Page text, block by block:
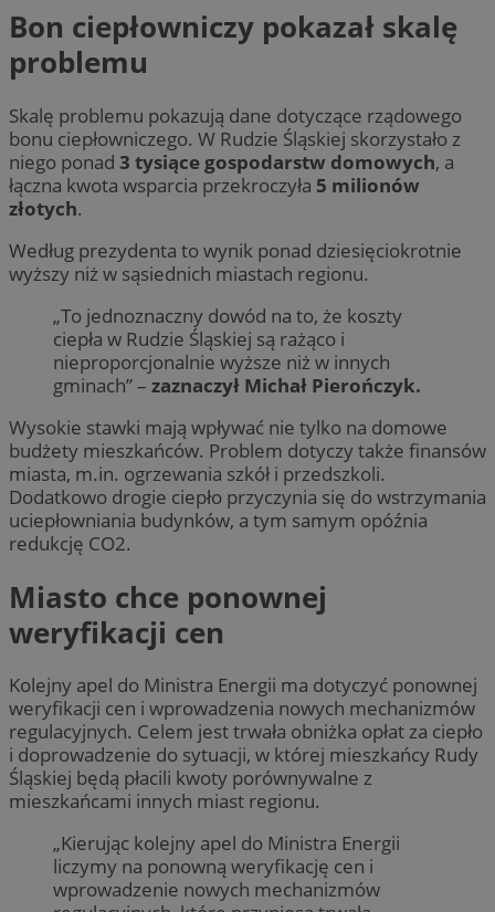
Bon ciepłowniczy pokazał skalę
problemu
Skalę problemu pokazują dane dotyczące rządowego
bonu ciepłowniczego. W Rudzie Śląskiej skorzystało z
niego ponad 3 tysiące gospodarstw domowych, a
łączna kwota wsparcia przekroczyła 5 milionów
złotych.
Według prezydenta to wynik ponad dziesięciokrotnie
wyższy niż w sąsiednich miastach regionu.
„To jednoznaczny dowód na to, że koszty
ciepła w Rudzie Śląskiej są rażąco i
nieproporcjonalnie wyższe niż w innych
gminach” – zaznaczył Michał Pierończyk.
Wysokie stawki mają wpływać nie tylko na domowe
budżety mieszkańców. Problem dotyczy także finansów
miasta, m.in. ogrzewania szkół i przedszkoli.
Dodatkowo drogie ciepło przyczynia się do wstrzymania
uciepłowniania budynków, a tym samym opóźnia
redukcję CO2.
Miasto chce ponownej
weryfikacji cen
Kolejny apel do Ministra Energii ma dotyczyć ponownej
weryfikacji cen i wprowadzenia nowych mechanizmów
regulacyjnych. Celem jest trwała obniżka opłat za ciepło
i doprowadzenie do sytuacji, w której mieszkańcy Rudy
Śląskiej będą płacili kwoty porównywalne z
mieszkańcami innych miast regionu.
„Kierując kolejny apel do Ministra Energii
liczymy na ponowną weryfikację cen i
wprowadzenie nowych mechanizmów